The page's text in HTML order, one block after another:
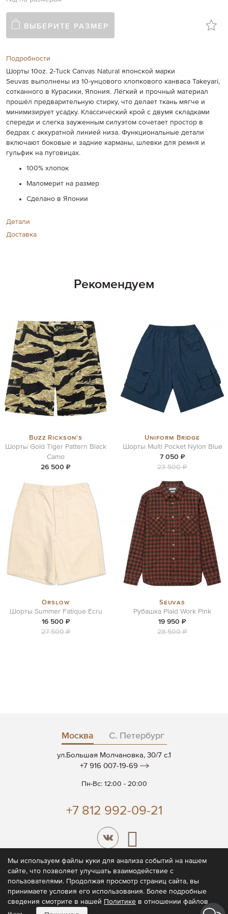
ВЫБЕРИТЕ РАЗМЕР
Подробности
Шорты 10oz. 2-Tuck Canvas Natural японской марки
Seuvas выполнены из 10-унцового хлопкового канваса Takeyari,
сотканного в Курасики, Япония. Лёгкий и прочный материал
прошёл предварительную стирку, что делает ткань мягче и
минимизирует усадку. Классический крой с двумя складками
спереди и слегка зауженным силуэтом сочетает простор в
бедрах с аккуратной линией низа. Функциональные детали
включают боковые и задние карманы, шлевки для ремня и
гульфик на пуговицах.
100% хлопок
Маломерит на размер
Сделано в Японии
Детали
Доставка
Рекомендуем
Buzz Rickson's
Шорты Gold Tiger Pattern Black
Camo
26 500 ₽
Uniform Bridge
Шорты Multi Pocket Nylon Blue
7 050 ₽
23 500 ₽
Orslow
Шорты Summer Fatique Ecru
16 500 ₽
27 500 ₽
Seuvas
Рубашка Plaid Work Pink
19 950 ₽
28 500 ₽
Москва С. Петербург
ул.Большая Молчановка, 30/7 c.1
+7 916 007-19-69
Пн-Вс: 12:00 - 20:00
+7 812 992-09-21
Политика конфиденциальности
Пользовательское соглашение
Мы используем файлы куки для анализа событий на нашем
сайте, что позволяет улучшать взаимодействие с
пользователями. Продолжая просмотр страниц сайта, вы
принимаете условия его использования. Более подробные
сведения смотрите в нашей Политике в отношении файлов